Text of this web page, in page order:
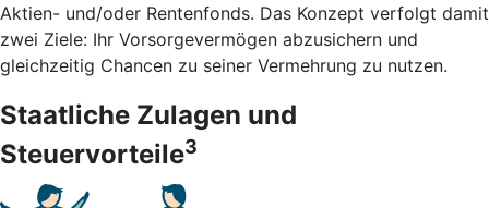
Aktien- und/oder Rentenfonds. Das Konzept verfolgt damit
zwei Ziele: Ihr Vorsorgevermögen abzusichern und
gleichzeitig Chancen zu seiner Vermehrung zu nutzen.
Staatliche Zulagen und
Steuervorteile3